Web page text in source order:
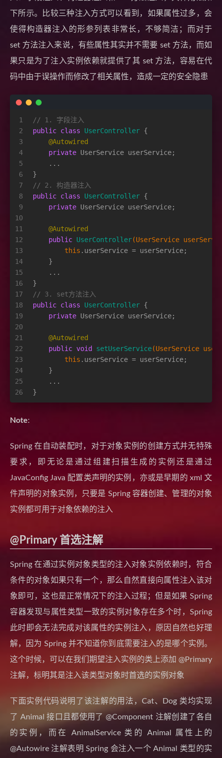
下所示。比较三种注入方式可以看到，如果属性过多，会
使得构造器注入的形参列表非常长，不够简洁；而对于
set 方法注入来说，有些属性其实并不需要 set 方法，而如
果只是为了注入实例依赖就提供了其 set 方法，容易在代
码中由于误操作而修改了相关属性，造成一定的安全隐患
1
2
3
4
5
6
7
8
9
10
11
12
13
14
15
16
17
18
19
20
21
22
23
24
25
26
// 1. 字段注入
public class UserController {
@Autowired
private UserService userService;
    ...
}
// 2. 构造器注入
public class UserController {
private UserService userService;
@Autowired
public UserController(UserService
this .userService = userService;
    }
    ...
}
// 3. set方法注入
public class UserController {
private UserService userService;
@Autowired
public void setUserService(UserService
this .userService = userService;
    }
    ...
}
Note:
Spring 在自动装配时，对于对象实例的创建方式并无特殊
要求，即无论是通过组建扫描生成的实例还是通过
JavaConfig Java 配置类声明的实例，亦或是早期的 xml 文
件声明的对象实例，只要是 Spring 容器创建、管理的对象
实例都可用于对象依赖的注入
@Primary 首选注解
Spring 在通过实例对象类型的注入对象实例依赖时，符合
条件的对象如果只有一个，那么自然直接向属性注入该对
象即可，这也是正常情况下的注入过程；但是如果 Spring
容器发现与属性类型一致的实例对象存在多个时，Spring
此时即会无法完成对该属性的实例注入，原因自然也好理
解，因为 Spring 并不知道你到底需要注入的是哪个实例。
这个时候，可以在我们期望注入实例的类上添加 @Primary
注解，标明其是注入该类型对象时首选的实例对象
下面实例代码说明了该注解的用法，Cat、Dog 类均实现
了 Animal 接口且都使用了 @Component 注解创建了各自
的实例，而在 AnimalService 类的 Animal 属性上的
@Autowire 注解表明 Spring 会注入一个 Animal 类型的实